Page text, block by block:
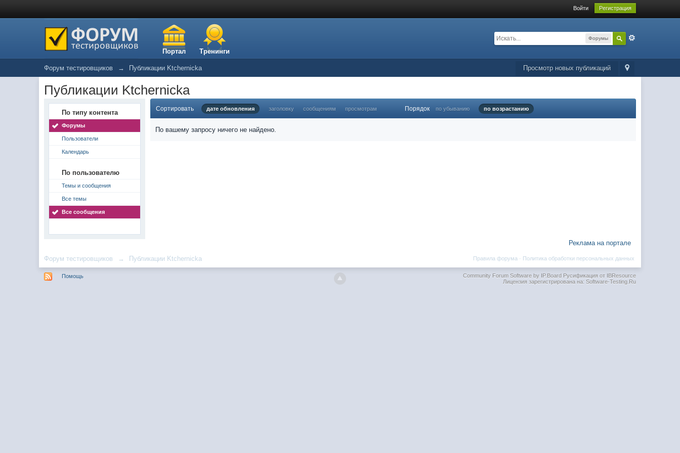
Войти Регистрация
Портал Тренинги
Форумы
Просмотр новых публикаций
Форум тестировщиков → Публикации Ktchernicka
Публикации Ktchernicka
По типу контента
Форумы
Пользователи
Календарь
По пользователю
Темы и сообщения
Все темы
Все сообщения
Сортировать дате обновления заголовку сообщениям просмотрам Порядок по убыванию по возрастанию
По вашему запросу ничего не найдено.
Реклама на портале
Форум тестировщиков → Публикации Ktchernicka Политика обработки персональных данных
Правила форума ·
Помощь Community Forum Software by IP.BoardРусификация от IBResource
Лицензия зарегистрирована на: Software-Testing.Ru